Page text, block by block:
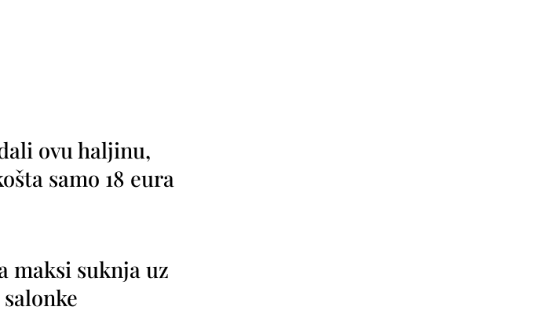
ovu haljinu,
samo 18 eura
maksi suknja uz